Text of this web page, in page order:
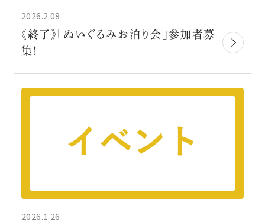
2026.2.08
《終了》「ぬいぐるみお泊り会」参加者募
集！
2026.1.26